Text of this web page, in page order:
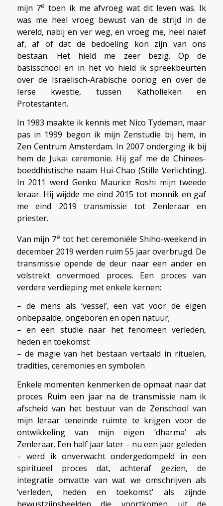
mijn 7e toen ik me afvroeg wat dit leven was. Ik
was me heel vroeg bewust van de strijd in de
wereld, nabij en ver weg, en vroeg me, heel naïef
af, af of dat de bedoeling kon zijn van ons
bestaan. Het hield me zeer bezig. Op de
basisschool en in het vo hield ik spreekbeurten
over de Israëlisch-Arabische oorlog en over de
Ierse kwestie, tussen Katholieken en
Protestanten.
In 1983 maakte ik kennis met Nico Tydeman, maar
pas in 1999 begon ik mijn Zenstudie bij hem, in
Zen Centrum Amsterdam. In 2007 onderging ik bij
hem de Jukai ceremonie. Hij gaf me de Chinees-
boeddhistische naam Hui-Chao (Stille Verlichting).
In 2011 werd Genko Maurice Roshi mijn tweede
leraar. Hij wijdde me eind 2015 tot monnik en gaf
me eind 2019 transmissie tot Zenleraar en
priester.
Van mijn 7e tot het ceremoniële Shiho-weekend in
december 2019 werden ruim 55 jaar overbrugd. De
transmissie opende de deur naar een ander en
volstrekt onvermoed proces. Een proces van
verdere verdieping met enkele kernen:
– de mens als ‘vessel’, een vat voor de eigen
onbepaalde, ongeboren en open natuur;
– en een studie naar het fenomeen verleden,
heden en toekomst
– de magie van het bestaan vertaald in rituelen,
tradities, ceremonies en symbolen
Enkele momenten kenmerken de opmaat naar dat
proces. Ruim een jaar na de transmissie nam ik
afscheid van het bestuur van de Zenschool van
mijn leraar teneinde ruimte te krijgen voor de
ontwikkeling van mijn eigen ‘dharma’ als
Zenleraar. Een half jaar later – nu een jaar geleden
– werd ik onverwacht ondergedompeld in een
spiritueel proces dat, achteraf gezien, de
integratie omvatte van wat we omschrijven als
‘verleden, heden en toekomst’ als zijnde